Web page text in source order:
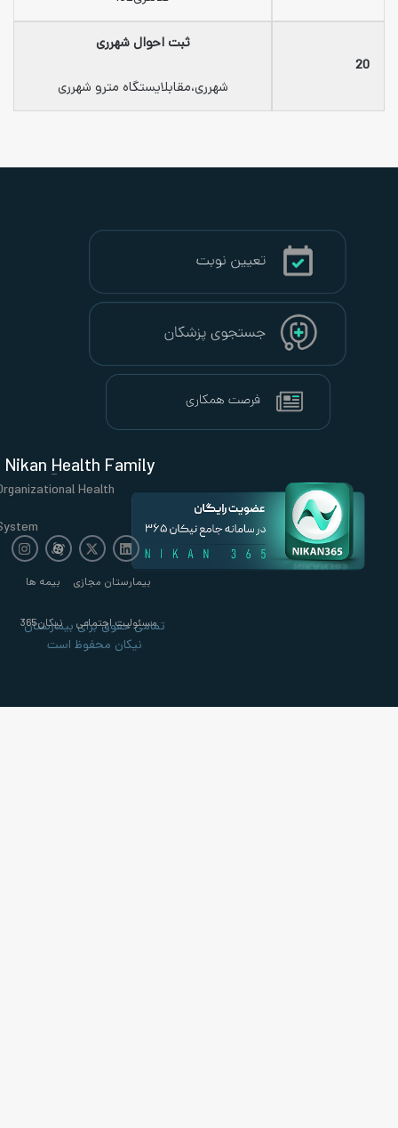
شهرری،مقابلایستگاه مترو شهرری
Nikan Health Family
Organizational Health
System
بیمه ها
نیکان365
تمامی حقوق برای بیمارستان